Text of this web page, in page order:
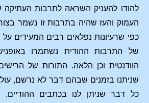
להודו להעניק השראה לתרבות העתיקה
העמוק והעז שהיה בתרבות זו נשמר
כפי שרעיונות נפלאים רבים המעידים
של התרבות ההודית נשתמרו
הוודנטית וכן הלאה. התורות של
שניתנו בזמנים שבהם דבר לא נרשם,
כל דבר שניתן לנו בכתבים